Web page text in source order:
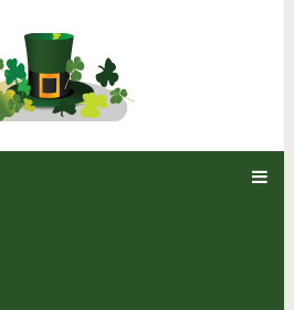
6 признаков, что у вас